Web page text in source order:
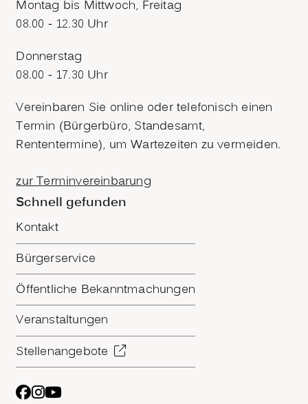
Montag bis Mittwoch, Freitag
08.00 - 12.30 Uhr
Donnerstag
08.00 - 17.30 Uhr
Vereinbaren Sie online oder telefonisch einen
Termin (Bürgerbüro, Standesamt,
Rententermine), um Wartezeiten zu vermeiden.
zur Terminvereinbarung
Schnell gefunden
Kontakt
Bürgerservice
Öffentliche Bekanntmachungen
Veranstaltungen
Stellenangebote